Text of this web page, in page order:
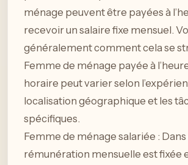
ménage peuvent être payées à
recevoir un salaire fixe mensuel.
généralement comment cela se
Femme de ménage payée à
horaire peut varier selon
localisation géographique et les
spécifiques.
Femme de ménage salariée : Dans
rémunération mensuelle est fixée